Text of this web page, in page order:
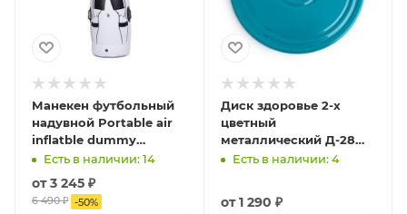
Манекен футбольный
надувной Portable air
inflatble dummy
football 185см
Есть в наличии: 14
от3 245 ₽
6 490 ₽ -50%
Диск здоровье 2-х
цветный
металлический Д-28
смЕсть в наличии: 4
от1 290 ₽